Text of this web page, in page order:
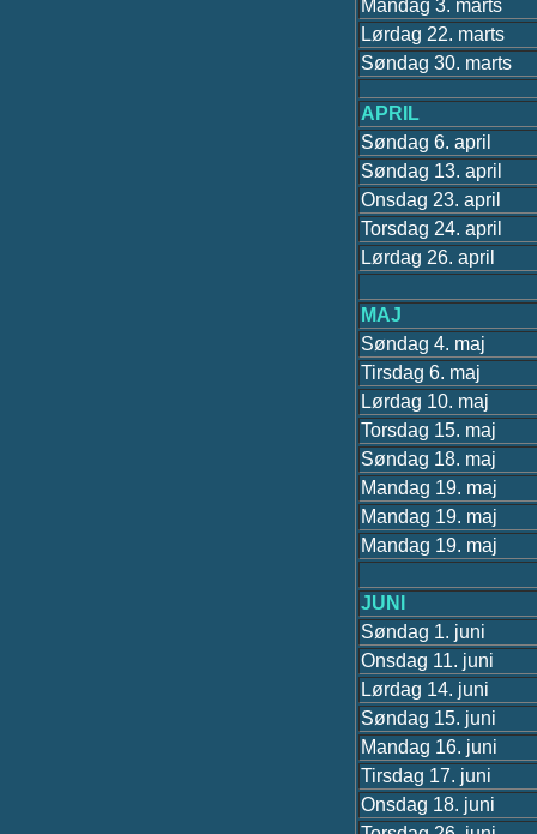
Mandag 3. marts
Lørdag 22. marts
Søndag 30. marts
APRIL
Søndag 6. april
Søndag 13. april
Onsdag 23. april
Torsdag 24. april
Lørdag 26. april
MAJ
Søndag 4. maj
Tirsdag 6. maj
Lørdag 10. maj
Torsdag 15. maj
Søndag 18. maj
Mandag 19. maj
Mandag 19. maj
Mandag 19. maj
JUNI
Søndag 1. juni
Onsdag 11. juni
Lørdag 14. juni
Søndag 15. juni
Mandag 16. juni
Tirsdag 17. juni
Onsdag 18. juni